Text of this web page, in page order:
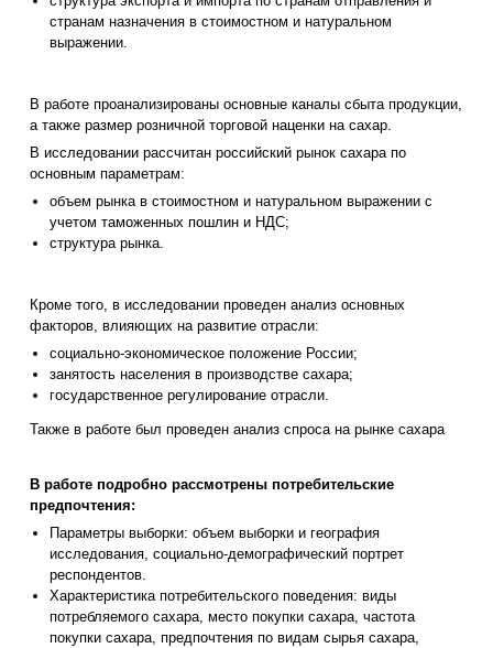
странам назначения в стоимостном и натуральном
выражении.
В работе проанализированы основные каналы сбыта продукции,
а также размер розничной торговой наценки на сахар.
В исследовании рассчитан российский рынок сахара по
основным параметрам:
объем рынка в стоимостном и натуральном выражении с
учетом таможенных пошлин и НДС;
структура рынка.
Кроме того, в исследовании проведен анализ основных
факторов, влияющих на развитие отрасли:
социально-экономическое положение России;
занятость населения в производстве сахара;
государственное регулирование отрасли.
Также в работе был проведен анализ спроса на рынке сахара
В работе подробно рассмотрены потребительские
предпочтения:
Параметры выборки: объем выборки и география
исследования, социально-демографический портрет
респондентов.
Характеристика потребительского поведения: виды
потребляемого сахара, место покупки сахара, частота
покупки сахара, предпочтения по видам сырья сахара,